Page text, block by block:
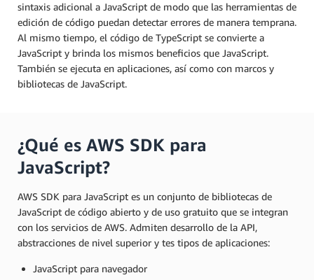
sintaxis adicional a JavaScript de modo que las herramientas de
edición de código puedan detectar errores de manera temprana.
Al mismo tiempo, el código de TypeScript se convierte a
JavaScript y brinda los mismos beneficios que JavaScript.
También se ejecuta en aplicaciones, así como con marcos y
bibliotecas de JavaScript.
¿Qué es AWS SDK para
JavaScript?
AWS SDK para JavaScript es un conjunto de bibliotecas de
JavaScript de código abierto y de uso gratuito que se integran
con los servicios de AWS. Admiten desarrollo de la API,
abstracciones de nivel superior y tes tipos de aplicaciones:
JavaScript para navegador